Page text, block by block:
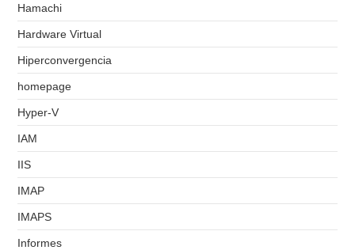
Hamachi
Hardware Virtual
Hiperconvergencia
homepage
Hyper-V
IAM
IIS
IMAP
IMAPS
Informes